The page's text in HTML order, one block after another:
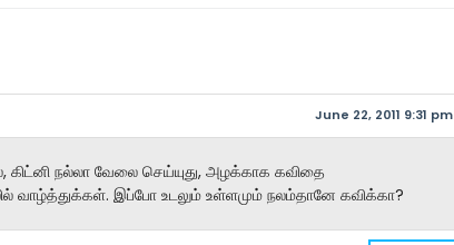
June 22, 2011 9:31 pm
நல்லா வேலை செய்யுது, அழக்காக கவிதை
வாழ்த்துக்கள். இப்போ உடலும் உள்ளமும் நலம்தானே கவிக்கா?